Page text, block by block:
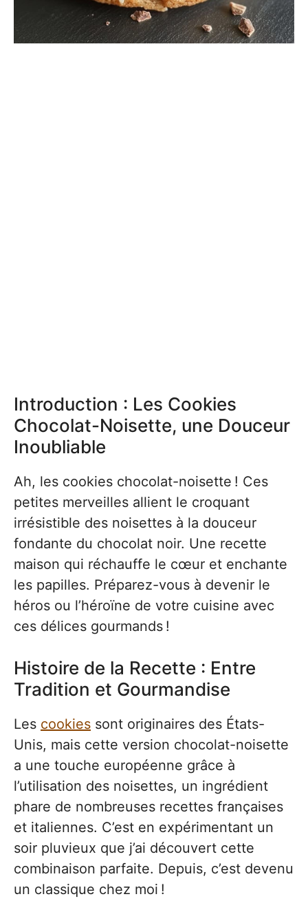
Introduction : Les Cookies
Chocolat-Noisette, une Douceur
Inoubliable
Ah, les cookies chocolat-noisette ! Ces
petites merveilles allient le croquant
irrésistible des noisettes à la douceur
fondante du chocolat noir. Une recette
maison qui réchauffe le cœur et enchante
les papilles. Préparez-vous à devenir le
héros ou l’héroïne de votre cuisine avec
ces délices gourmands !
Histoire de la Recette : Entre
Tradition et Gourmandise
Les cookies sont originaires des États-
Unis, mais cette version chocolat-noisette
a une touche européenne grâce à
l’utilisation des noisettes, un ingrédient
phare de nombreuses recettes françaises
et italiennes. C’est en expérimentant un
soir pluvieux que j’ai découvert cette
combinaison parfaite. Depuis, c’est devenu
un classique chez moi !